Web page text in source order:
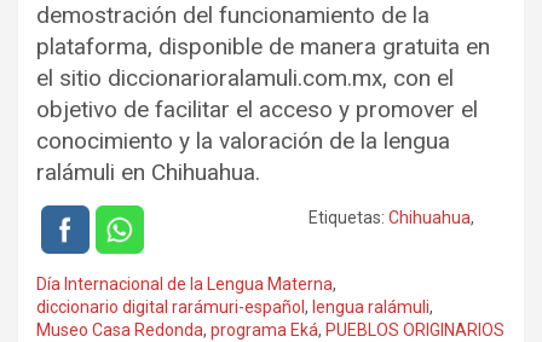
demostración del funcionamiento de la
plataforma, disponible de manera gratuita en
el sitio diccionarioralamuli.com.mx, con el
objetivo de facilitar el acceso y promover el
conocimiento y la valoración de la lengua
ralámuli en Chihuahua.
Etiquetas: Chihuahua,
Día Internacional de la Lengua Materna,
diccionario digital rarámuri-español , lengua ralámuli,
Museo Casa Redonda, programa Eká, PUEBLOS ORIGINARIOS